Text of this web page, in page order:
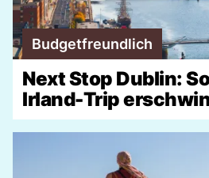
Budgetfreundlich
Next Stop Dublin:
Irland-Trip